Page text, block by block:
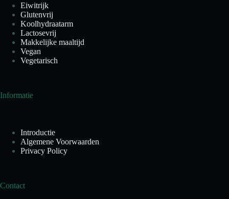
Eiwitrijk
Glutenvrij
Koolhydraatarm
Lactosevrij
Makkelijke maaltijd
Vegan
Vegetarisch
Informatie
Introductie
Algemene Voorwaarden
Privacy Policy
Contact